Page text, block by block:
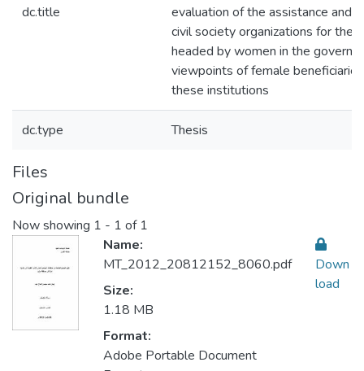
dc.title
evaluation of the assistance and
civil society organizations for the
headed by women in the
viewpoints of female
these institutions
dc.type Thesis
Files
Original bundle
Now showing 1 - 1 of 1
Name:
MT_2012_20812152_8060.pdf
Size:
1.18 MB
Format:
Adobe Portable Document
Down
load